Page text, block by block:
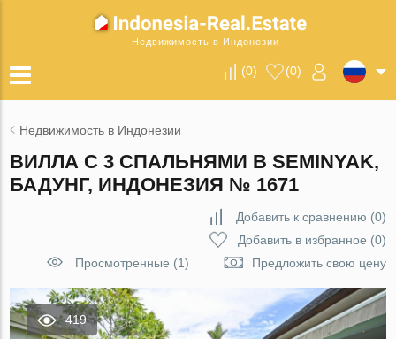
Недвижимость в Индонезии
(0) (0)
Недвижимость в Индонезии
ВИЛЛА С 3 СПАЛЬНЯМИ В SEMINYAK,
БАДУНГ, ИНДОНЕЗИЯ № 1671
Добавить к сравнению (0)
Добавить в избранное (0)
Просмотренные (1)
Предложить свою цену
419